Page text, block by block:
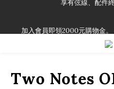
「一生弦命！」單筆購買弦線、
Two Notes